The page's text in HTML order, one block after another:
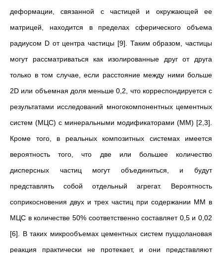
деформации, связанной с частицей и окружающей ее
матрицей, находится в пределах сферического объема
радиусом D от центра частицы [9]. Таким образом, частицы
могут рассматриваться как изолированные друг от друга
только в том случае, если расстояние между ними больше
2D или объемная доля меньше 0,2, что корреспондируется с
результатами исследований многокомпонентных цементных
систем (МЦС) с минеральными модификаторами (ММ) [2,3].
Кроме того, в реальных композитных системах имеется
вероятность того, что две или большее количество
дисперсных частиц могут объединиться, и будут
представлять собой отдельный агрегат. Вероятность
соприкосновения двух и трех частиц при содержании ММ в
МЦС в количестве 50% соответственно составляет 0,5 и 0,02
[6]. В таких микрообъемах цементных систем пуццолановая
реакция практически не протекает, и они представляют